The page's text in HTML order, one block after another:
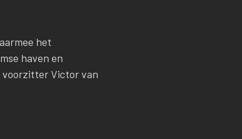
het
haven en
voorzitter Victor van